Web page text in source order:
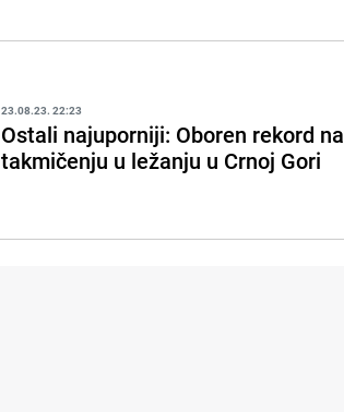
23.08.23. 22:23
Ostali najuporniji: Oboren rekord na
takmičenju u ležanju u Crnoj Gori